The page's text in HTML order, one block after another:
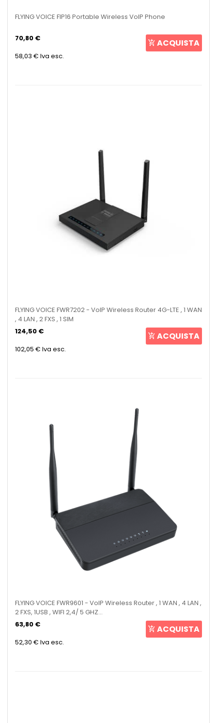
FLYING VOICE FIP16 Portable Wireless VoIP Phone
70,80 €
58,03 € Iva esc.
ACQUISTA
FLYING VOICE FWR7202 - VoIP Wireless Router 4G-LTE , 1 WAN
, 4 LAN , 2 FXS , 1 SIM
124,50 €
102,05 € Iva esc.
ACQUISTA
FLYING VOICE FWR9601 - VoIP Wireless Router , 1 WAN , 4 LAN ,
2 FXS, 1USB , WIFI 2,4/ 5 GHZ...
63,80 €
52,30 € Iva esc.
ACQUISTA